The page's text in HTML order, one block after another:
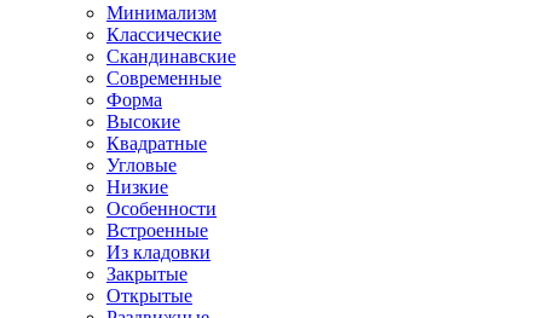
Минимализм
Классические
Скандинавские
Современные
Форма
Высокие
Квадратные
Угловые
Низкие
Особенности
Встроенные
Из кладовки
Закрытые
Открытые